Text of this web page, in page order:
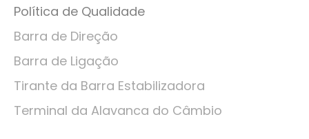
Política de Qualidade
Barra de Direção
Barra de Ligação
Tirante da Barra Estabilizadora
Terminal da Alavanca do Câmbio